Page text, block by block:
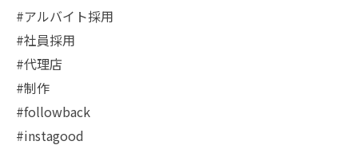
#アルバイト採用
#社員採用
#代理店
#制作
#followback
#instagood